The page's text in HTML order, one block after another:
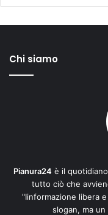
Chi siamo
Pianura24 è il
tutto ciò che
"Iinformazione libera
slogan, ma